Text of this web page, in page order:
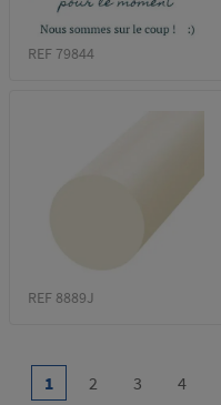
REF 79844
REF 8889J
Current
1 Page
2 Page
3 Page
4